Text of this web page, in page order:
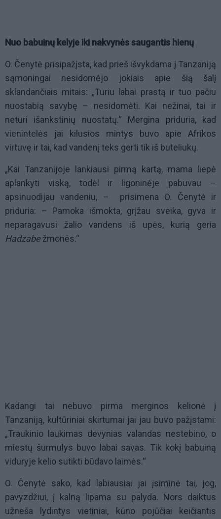
Nuo babuinų kelyje iki nakvynės saugantis hienų
O. Čenytė prisipažįsta, kad prieš išvykdama į Tanzaniją
sąmoningai nesidomėjo jokiais apie šią šalį
sklandančiais mitais: „Turiu labai prastą ir tuo pačiu
nuostabią savybę – nesidomėti. Kai nežinai, tai ir
neturi išankstinių nuostatų.“ Mergina priduria, kad
vienintelės jai kilusios mintys buvo apie Afrikos
virtuvę ir tai, kad vandenį teks gerti tik iš buteliukų.
„Kai Tanzanijoje lankiausi pirmą kartą, mama liepė
aplankyti viską, todėl ir ligoninėje pabuvau –
apsinuodijau vandeniu, – prisimena O. Čenytė ir
priduria: – Pamoka išmokta, grįžau sveika, gyva ir
neparagavusi žalio vandens iš upės, kurią geria
Hadzabe žmonės.“
Kadangi tai nebuvo pirma merginos kelionė į
Tanzaniją, kultūriniai skirtumai jai jau buvo pažįstami:
„Traukinio laukimas devynias valandas nestebino, o
miestų šurmulys buvo labai savas. Tik kokį babuiną
viduryje kelio sutikti būdavo laimės.“
O. Čenytė sako, kad labiausiai jai įsiminė tai, jog,
pavyzdžiui, į kalną lipama su palyda. Nors daiktus
užneša lydintys vietiniai, kūno pojūčiai keičiantis